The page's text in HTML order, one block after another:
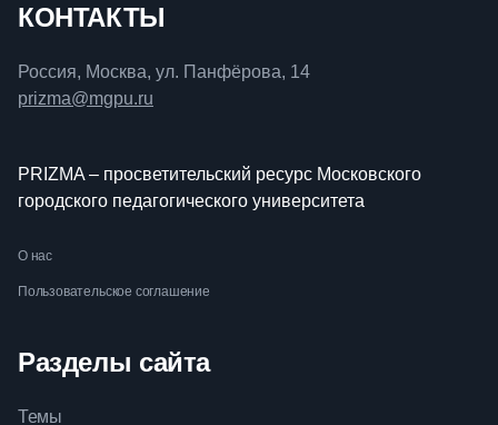
КОНТАКТЫ
Россия, Москва, ул. Панфёрова, 14
prizma@mgpu.ru
PRIZMA – просветительский ресурс Московского
городского педагогического университета
О нас
Пользовательское соглашение
Разделы сайта
Темы